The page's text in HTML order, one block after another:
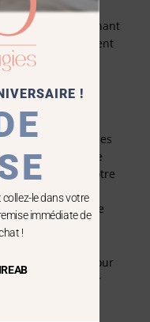
soin, en sélectionnant
offrir un moment
qui mérite toute
bougies parfumées
de votre bien-être
dans votre
proposer des
respect de votre
en ligne pour
et trouver
!
le dans votre
immédiate de
!